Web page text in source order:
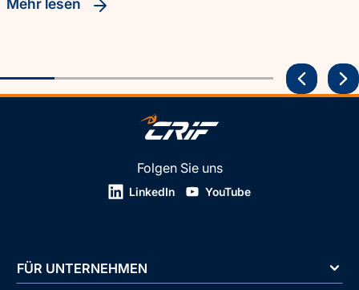
Mehr lesen
Folgen Sie uns
LinkedIn YouTube
FÜR UNTERNEHMEN